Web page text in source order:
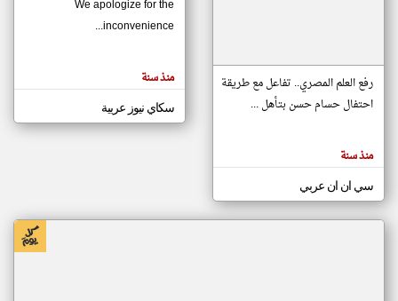
مصادر الأخبار من موريتانيا
اخبار موريتانيا على مدار الساعة
أهم اخبار موريتانيا العاجلة والمباشرة
المقالات
الموجوده
هنا عن
رفع العلم المصري.. تفاعل مع طريقة
احتفال حسام حسن بتأهل ...
منذ سنة
سي ان ان عربي
We apologize for the
inconvenience...
منذ سنة
سكاي نيوز عربية
klyoum.com